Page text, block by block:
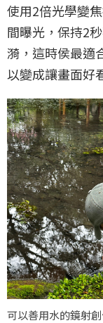
使用2倍光學變
間曝光，保持2
漪，這時侯最適
以變成讓畫面好
可以善用水的鏡射